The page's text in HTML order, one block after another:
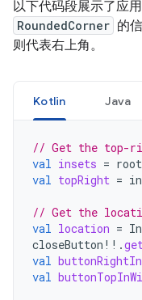
以下代码段展示了应
RoundedCorner 的
则代表右上角。
Kotlin Java
// Get the top-
val insets =
val topRight =
// Get the
val location =
closeButton !! .
val
val